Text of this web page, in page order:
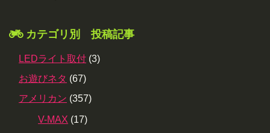
カテゴリ別 投稿記事
LEDライト取付 (3)
お遊びネタ (67)
アメリカン (357)
V-MAX (17)